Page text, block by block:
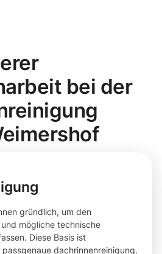
bei der
gründlich, um den
mögliche technische
Diese Basis ist
dachrinnenreinigung.